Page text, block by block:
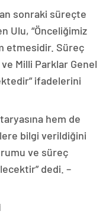
sonraki süreçte
Ulu, “Önceliğimiz
etmesidir. Süreç
ve Milli Parklar Genel
ifadelerini
hem de
bilgi verildiğini
ve süreç
dedi. –